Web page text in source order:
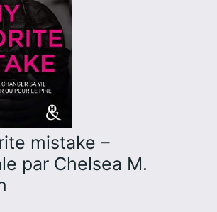
mistake –
par Chelsea M.